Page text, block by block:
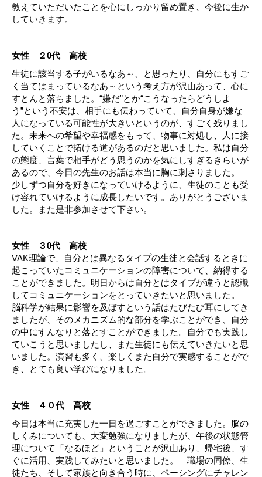
教えていただいたことを心にしっかり留め置き、今後に生か
していきます。
女性 ２0代 高校
生徒に該当する子がいるなあ～、と思ったり、自分にもすご
く当てはまっているなあ～という考え方が沢山あって、心に
すとんと落ちました。“嫌だ”とか“こうなったらどうしよ
う”という不安は、相手にも伝わっていて、自分自身が嫌な
人になっている可能性が大きいというのが、すごく残りまし
た。未来への希望や幸福感をもって、物事に対処し、人に接
していくことで拓ける道があるのだと思いました。私は自分
の態度、言葉で相手がどう思うのかを気にしすぎるきらいが
あるので、今日の先生のお話は本当に胸に刺さりました。
少しずつ自分を好きになっていけるように、生徒のことも受
け容れていけるように成長したいです。ありがとうございま
した。また是非参加させて下さい。
女性 ３0代 高校
VAK理論で、自分とは異なるタイプの生徒と会話するときに
起こっていたコミュニケーションの障害について、納得する
ことができました。明日からは自分とはタイプが違うと認識
してコミュニケーションをとっていきたいと思いました。
脳科学が結果に影響を及ぼすという話はたびたび耳にしてき
ましたが、そのメカニズム的な部分を学ぶことができ、自分
の中にすんなりと落とすことができました。自分でも実践し
ていこうと思いましたし、また生徒にも伝えていきたいと思
いました。演習も多く、楽しくまた自分で実感することがで
き、とても良い学びになりました。
女性 ４０代 高校
今日は本当に充実した一日を過ごすことができました。脳の
しくみについても、大変勉強になりましたが、午後の状態管
理について「なるほど」ということが沢山あり、帰宅後、す
ぐに活用、実践してみたいと思いました。 職場の同僚、生
徒たち、そして家族と向き合う時に、ペーシングにチャレン